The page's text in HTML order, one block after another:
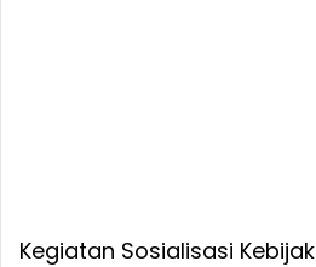
Kegiatan Sosialisasi